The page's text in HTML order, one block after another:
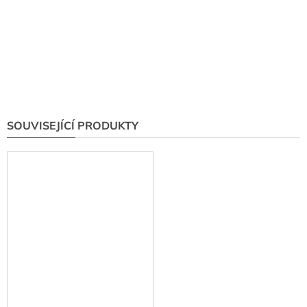
SOUVISEJÍCÍ PRODUKTY